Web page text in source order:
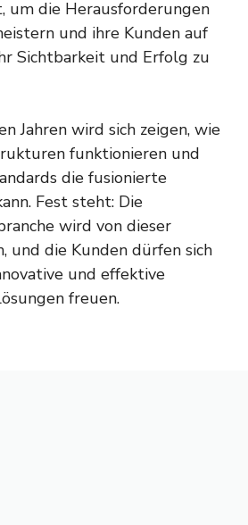
um die Herausforderungen
und ihre Kunden auf
Sichtbarkeit und Erfolg zu
Jahren wird sich zeigen, wie
funktionieren und
die fusionierte
Fest steht: Die
wird von dieser
und die Kunden dürfen sich
und effektive
freuen.